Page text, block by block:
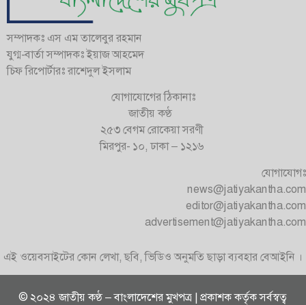
সম্পাদকঃ এস এম তালেবুর রহমান
যুগ্ম-বার্তা সম্পাদকঃ ইয়াজ আহমেদ
চিফ রিপোর্টারঃ রাশেদুল ইসলাম
যোগাযোগের ঠিকানাঃ
জাতীয় কণ্ঠ
২৫৩ বেগম রোকেয়া সরণী
মিরপুর- ১০, ঢাকা – ১২১৬
যোগাযোগঃ
news@jatiyakantha.com
editor@jatiyakantha.com
advertisement@jatiyakantha.com
এই ওয়েবসাইটের কোন লেখা, ছবি, ভিডিও অনুমতি ছাড়া ব্যবহার বেআইনি ।
© ২০২৪ জাতীয় কণ্ঠ – বাংলাদেশের মুখপত্র | প্রকাশক কর্তৃক সর্বস্বত্ব